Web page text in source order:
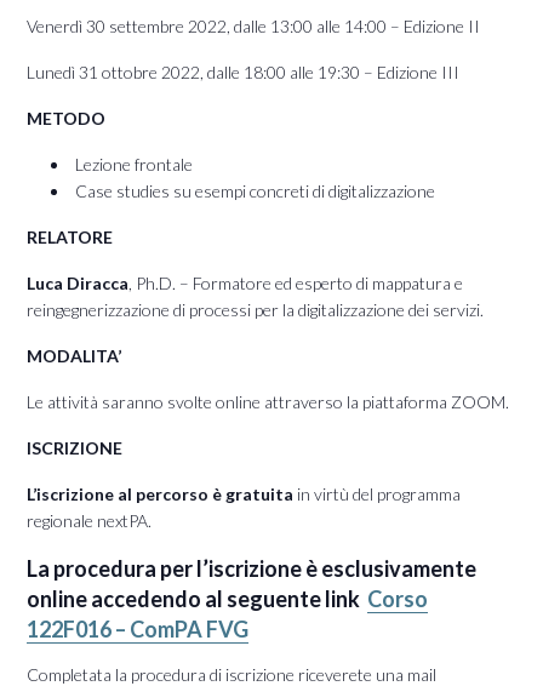
Venerdì 30 settembre 2022, dalle 13:00 alle 14:00 – Edizione II
Lunedì 31 ottobre 2022, dalle 18:00 alle 19:30 – Edizione III
METODO
Lezione frontale
Case studies su esempi concreti di digitalizzazione
RELATORE
Luca Diracca , Ph.D. – Formatore ed esperto di mappatura e
reingegnerizzazione di processi per la digitalizzazione dei servizi.
MODALITA’
Le attività saranno svolte online attraverso la piattaforma ZOOM.
ISCRIZIONE
L’iscrizione al percorso è gratuita in virtù del programma
regionale nextPA.
La procedura per l’iscrizione è esclusivamente
online accedendo al seguente link Corso
122F016 – ComPA FVG
Completata la procedura di iscrizione riceverete una mail